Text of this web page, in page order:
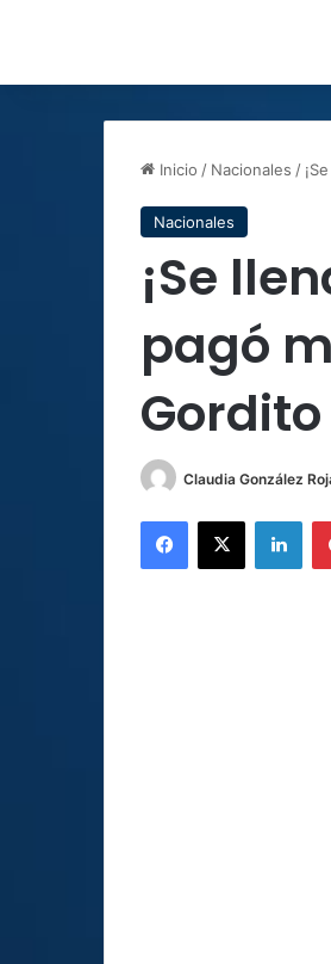
Inicio / Nacionales /
Nacionales
¡Se
pagó
Claudia González
Facebook
X